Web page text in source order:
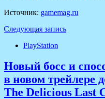
Источник: gamemag.ru
Следующая запись
PlayStation
Новый босс и
в новом трейлере
The Delicious Last